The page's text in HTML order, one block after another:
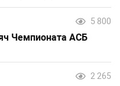
5 800
Чемпионата АСБ
2 265